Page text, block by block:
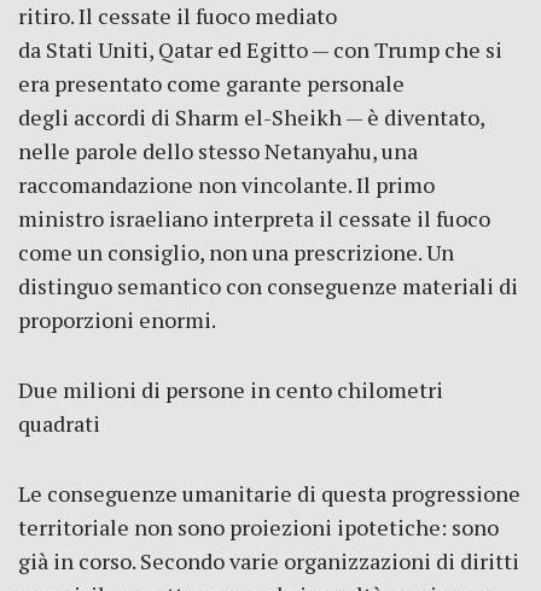
ritiro. Il cessate il fuoco mediato
da Stati Uniti, Qatar ed Egitto — con Trump che si
era presentato come garante personale
degli accordi di Sharm el-Sheikh — è diventato,
nelle parole dello stesso Netanyahu, una
raccomandazione non vincolante. Il primo
ministro israeliano interpreta il cessate il fuoco
come un consiglio, non una prescrizione. Un
distinguo semantico con conseguenze materiali di
proporzioni enormi.
Due milioni di persone in cento chilometri
quadrati
Le conseguenze umanitarie di questa progressione
territoriale non sono proiezioni ipotetiche: sono
già in corso. Secondo varie organizzazioni di diritti